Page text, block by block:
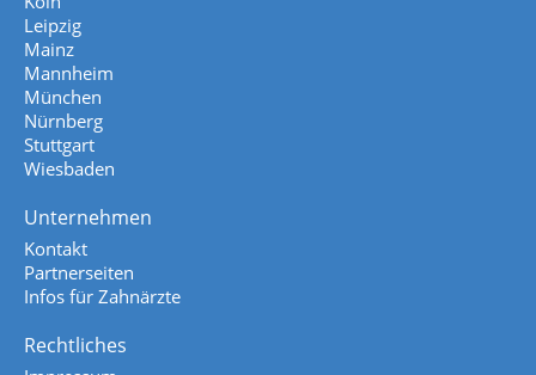
Leipzig
Mainz
Mannheim
München
Nürnberg
Stuttgart
Wiesbaden
Unternehmen
Kontakt
Partnerseiten
Infos für Zahnärzte
Rechtliches